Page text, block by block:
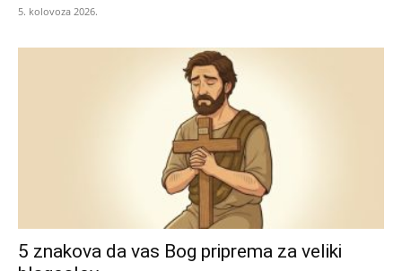
5. kolovoza 2026.
5 znakova da vas Bog priprema za veliki